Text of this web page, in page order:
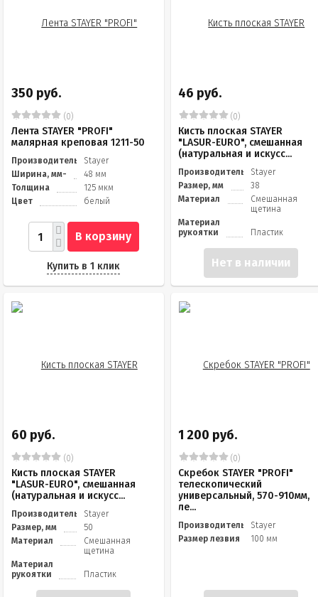
350 руб.
(0)
Лента STAYER "PROFI"
малярная креповая 1211-50
Производитель
Stayer
Ширина, мм-
48 мм
Толщина
125 мкм
Цвет
белый
В корзину
Купить в 1 клик
46 руб.
(0)
Кисть плоская STAYER
"LASUR-EURO", смешанная
(натуральная и искусс...
Производитель
Stayer
Размер, мм
38
Материал
Смешанная
щетина
Материал
рукоятки
Пластик
Нет в наличии
60 руб.
(0)
Кисть плоская STAYER
"LASUR-EURO", смешанная
(натуральная и искусс...
Производитель
Stayer
Размер, мм
50
Материал
Смешанная
щетина
Материал
рукоятки
Пластик
1 200 руб.
(0)
Скребок STAYER "PROFI"
телескопический
универсальный, 570-910мм,
ле...
Производитель
Stayer
Размер лезвия
100 мм